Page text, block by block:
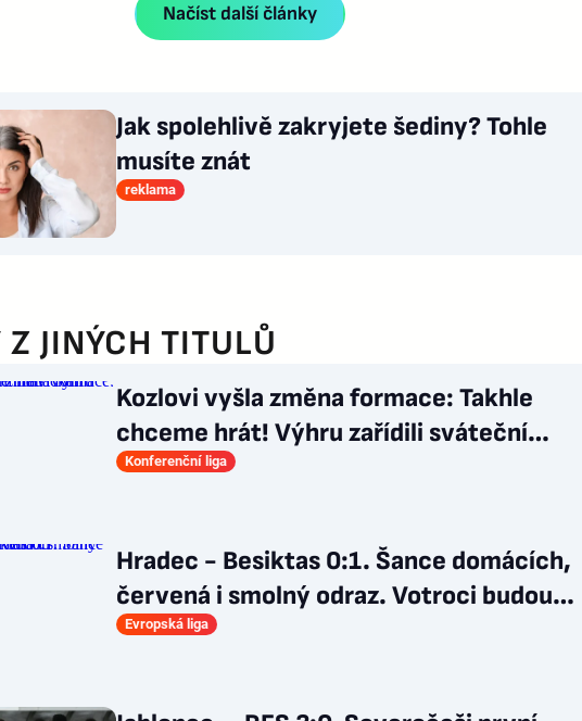
Načíst další články
Jak spolehlivě zakryjete šediny? Tohle
musíte znát
reklama
JINÝCH TITULŮ
Kozlovi vyšla změna formace: Takhle
chceme hrát! Výhru zařídili sváteční
hlavičkáři
Konferenční liga
Hradec - Besiktas 0:1. Šance domácích,
červená i smolný odraz. Votroci budou
dotahovat
Evropská liga